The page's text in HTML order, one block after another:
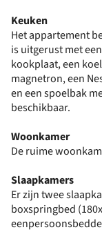
Keuken
Het appartement
is uitgerust met
kookplaat, een
magnetron, een
en een spoelbak
beschikbaar.
Woonkamer
De ruime
Slaapkamers
Er zijn twee
boxspringbed